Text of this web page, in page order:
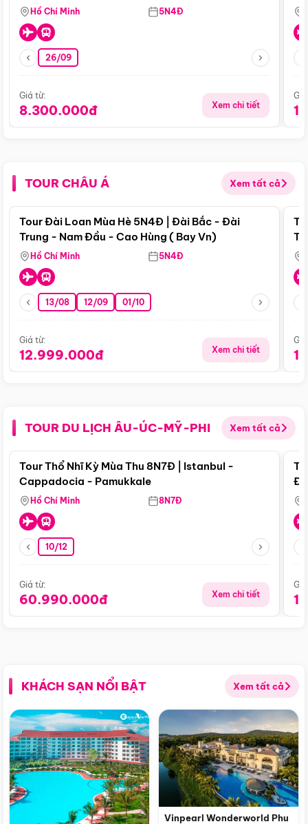
Airlines)
Hồ Chí Minh 5N4Đ
26/09
Giá từ:
8.300.000đ Xem chi tiết
TOUR CHÂU Á Xem tất cả
Điểm nổi bật
Tour Đài Loan Mùa Hè 5N4Đ | Đài Bắc - Đài
Trung - Nam Đầu - Cao Hùng ( Bay Vn)
Hồ Chí Minh 5N4Đ
13/08 12/09 01/10
Giá từ:
12.999.000đ Xem chi tiết
TOUR DU LỊCH ÂU-ÚC-MỸ-PHI Xem tất cả
Điểm nổi bật
Tour Thổ Nhĩ Kỳ Mùa Thu 8N7Đ | Istanbul -
Cappadocia - Pamukkale
Hồ Chí Minh 8N7Đ
10/12
Giá từ:
60.990.000đ Xem chi tiết
KHÁCH SẠN NỔI BẬT Xem tất cả
Vinpearl Wonderworld Phu